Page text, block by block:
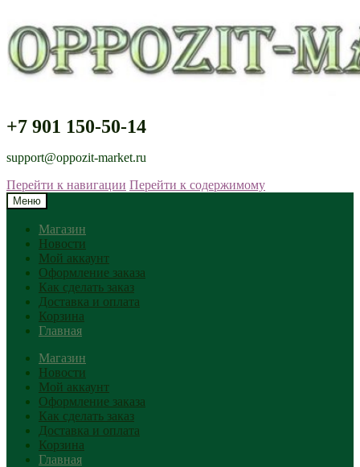
+7 901 150-50-14
support@oppozit-market.ru
Перейти к навигации Перейти к содержимому
Меню
Магазин
Новости
Мой аккаунт
Оформление заказа
Как сделать заказ
Доставка и оплата
Корзина
Главная
Магазин
Новости
Мой аккаунт
Оформление заказа
Как сделать заказ
Доставка и оплата
Корзина
Главная